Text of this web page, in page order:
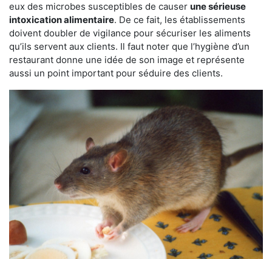
eux des microbes susceptibles de causer une sérieuse
intoxication alimentaire. De ce fait, les établissements
doivent doubler de vigilance pour sécuriser les aliments
qu’ils servent aux clients. Il faut noter que l’hygiène d’un
restaurant donne une idée de son image et représente
aussi un point important pour séduire des clients.